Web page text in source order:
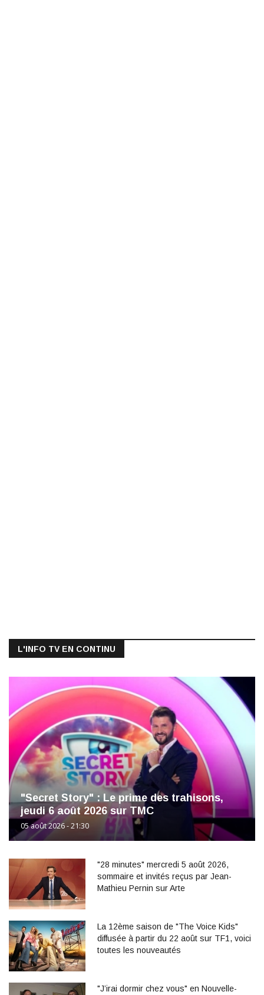
L'INFO TV EN CONTINU
"Secret Story" : Le prime des trahisons,
jeudi 6 août 2026 sur TMC
05 août 2026 - 21:30
"28 minutes" mercredi 5 août 2026,
sommaire et invités reçus par Jean-
Mathieu Pernin sur Arte
La 12ème saison de "The Voice Kids"
diffusée à partir du 22 août sur TF1, voici
toutes les nouveautés
"J’irai dormir chez vous" en Nouvelle-